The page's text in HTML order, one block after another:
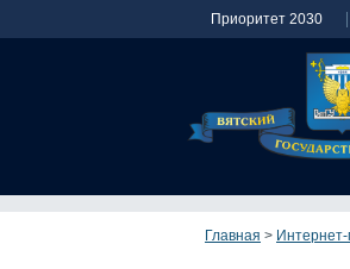
Приоритет 2030
Главная > Интернет-